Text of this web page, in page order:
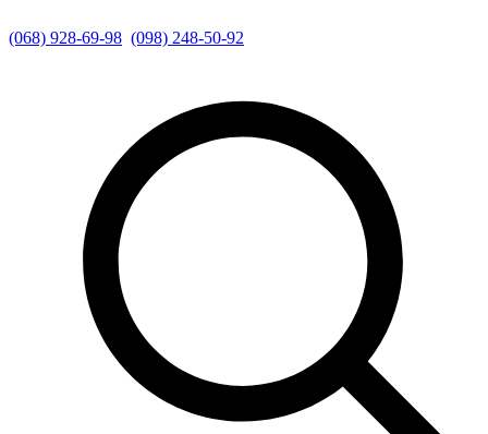
(068) 928-69-98 (098) 248-50-92